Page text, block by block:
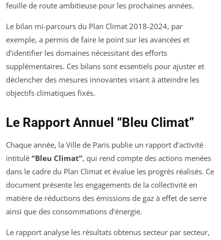
feuille de route ambitieuse pour les prochaines années.
Le bilan mi-parcours du Plan Climat 2018-2024, par
exemple, a permis de faire le point sur les avancées et
d’identifier les domaines nécessitant des efforts
supplémentaires. Ces bilans sont essentiels pour ajuster et
déclencher des mesures innovantes visant à atteindre les
objectifs climatiques fixés.
Le Rapport Annuel “Bleu Climat”
Chaque année, la Ville de Paris publie un rapport d’activité
intitulé “Bleu Climat”, qui rend compte des actions menées
dans le cadre du Plan Climat et évalue les progrès réalisés. Ce
document présente les engagements de la collectivité en
matière de réductions des émissions de gaz à effet de serre
ainsi que des consommations d’énergie.
Le rapport analyse les résultats obtenus secteur par secteur,